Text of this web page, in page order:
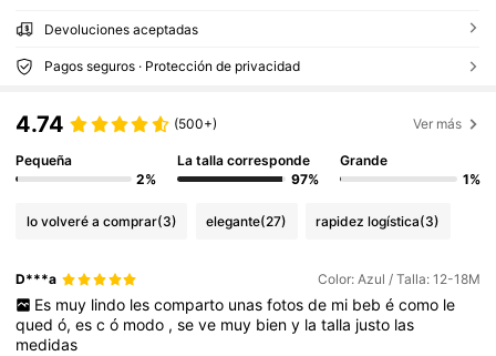
Devoluciones aceptadas
Pagos seguros · Protección de privacidad
4.74 (500+) Ver más
Pequeña
2%
La talla corresponde
97%
Grande
1%
lo volveré a comprar(3) elegante(27) rapidez logística(3)
D***a Color: Azul / Talla: 12-18M
Es muy lindo les comparto unas fotos de mi beb é como le
quedó,escó modo ,seve muy bieny latalla justo las
medidas